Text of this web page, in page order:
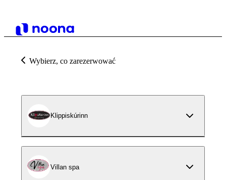
Wybierz, co zarezerwować
Klippiskúrinn
Villan spa